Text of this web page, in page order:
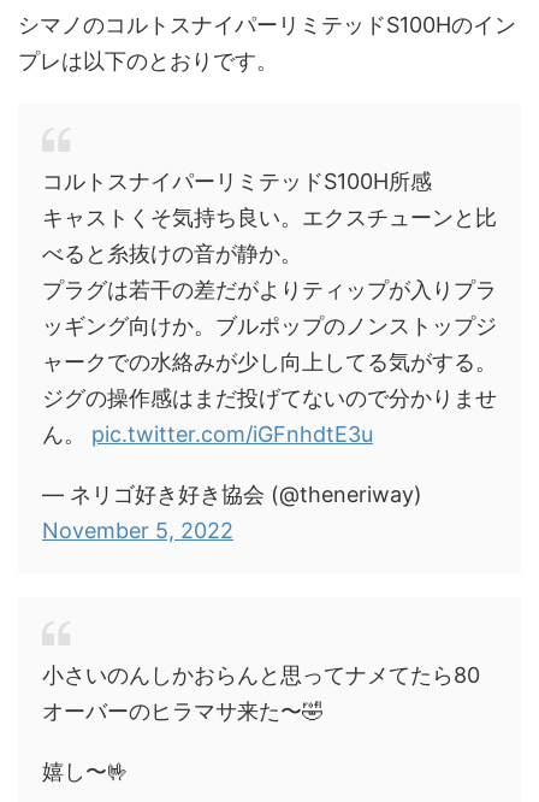
シマノのコルトスナイパーリミテッドS100Hのイン
プレは以下のとおりです。
コルトスナイパーリミテッドS100H所感
キャストくそ気持ち良い。エクスチューンと比
べると糸抜けの音が静か。
プラグは若干の差だがよりティップが入りプラ
ッギング向けか。ブルポップのノンストップジ
ャークでの水絡みが少し向上してる気がする。
ジグの操作感はまだ投げてないので分かりませ
ん。 pic.twitter.com/iGFnhdtE3u
— ネリゴ好き好き協会 (@theneriway)
November 5, 2022
小さいのんしかおらんと思ってナメてたら80
オーバーのヒラマサ来た〜🤣
嬉し〜🤟